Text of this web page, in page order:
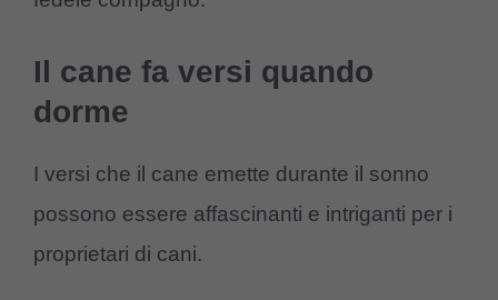
Il cane fa versi quando
dorme
I versi che il cane emette durante il sonno
possono essere affascinanti e intriganti per i
proprietari di cani.